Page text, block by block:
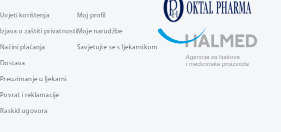
Uvjeti korištenja
Izjava o zaštiti privatnosti
Načini plaćanja
Dostava
Preuzimanje u ljekarni
Povrat i reklamacije
Raskid ugovora
Moj profil
Moje narudžbe
Savjetujte se s ljekarnikom